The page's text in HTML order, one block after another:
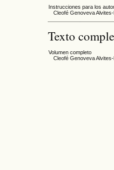
Instrucciones para los
Cleofé Genoveva
Texto
Volumen completo
Cleofé Genoveva